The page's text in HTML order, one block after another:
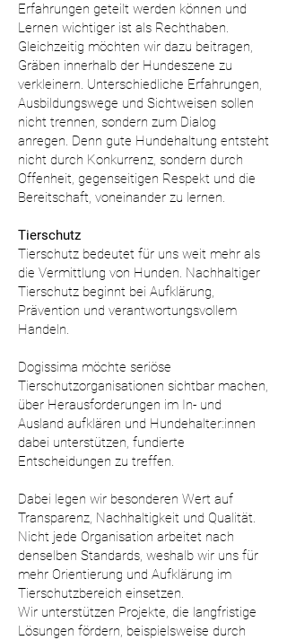
Erfahrungen geteilt werden können und
Lernen wichtiger ist als Rechthaben.
Gleichzeitig möchten wir dazu beitragen,
Gräben innerhalb der Hundeszene zu
verkleinern. Unterschiedliche Erfahrungen,
Ausbildungswege und Sichtweisen sollen
nicht trennen, sondern zum Dialog
anregen. Denn gute Hundehaltung entsteht
nicht durch Konkurrenz, sondern durch
Offenheit, gegenseitigen Respekt und die
Bereitschaft, voneinander zu lernen.
Tierschutz
Tierschutz bedeutet für uns weit mehr als
die Vermittlung von Hunden. Nachhaltiger
Tierschutz beginnt bei Aufklärung,
Prävention und verantwortungsvollem
Handeln.
Dogissima möchte seriöse
Tierschutzorganisationen sichtbar machen,
über Herausforderungen im In- und
Ausland aufklären und Hundehalter:innen
dabei unterstützen, fundierte
Entscheidungen zu treffen.
Dabei legen wir besonderen Wert auf
Transparenz, Nachhaltigkeit und Qualität.
Nicht jede Organisation arbeitet nach
denselben Standards, weshalb wir uns für
mehr Orientierung und Aufklärung im
Tierschutzbereich einsetzen.
Wir unterstützen Projekte, die langfristige
Lösungen fördern, beispielsweise durch